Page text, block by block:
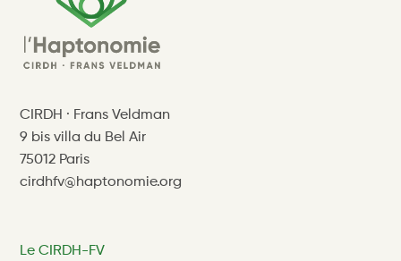
CIRDH · Frans Veldman
9 bis villa du Bel Air
75012 Paris
cirdhfv@haptonomie.org
Le CIRDH-FV